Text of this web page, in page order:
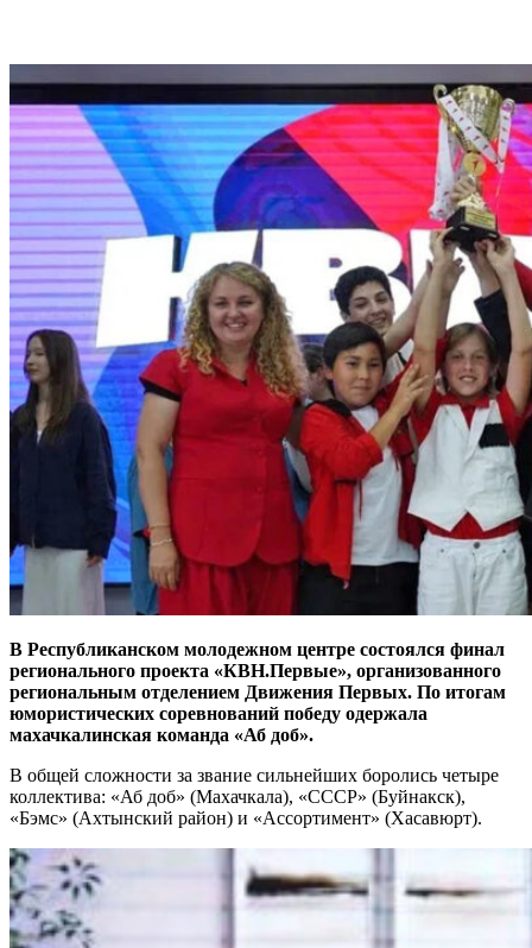
В Республиканском молодежном центре состоялся финал
регионального проекта «КВН.Первые», организованного
региональным отделением Движения Первых. По итогам
юмористических соревнований победу одержала
махачкалинская команда «Аб доб».
В общей сложности за звание сильнейших боролись четыре
коллектива: «Аб доб» (Махачкала), «СССР» (Буйнакск),
«Бэмс» (Ахтынский район) и «Ассортимент» (Хасавюрт).